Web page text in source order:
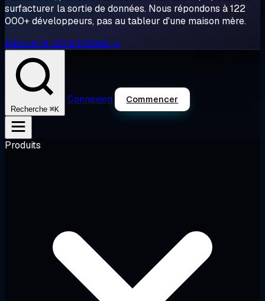
surfacturer la sortie de données. Nous répondons à 122
000+ développeurs, pas au tableur d'une maison mère.
Découvrir notre histoire →
Recherche ⌘K
Connexion Commencer
Produits